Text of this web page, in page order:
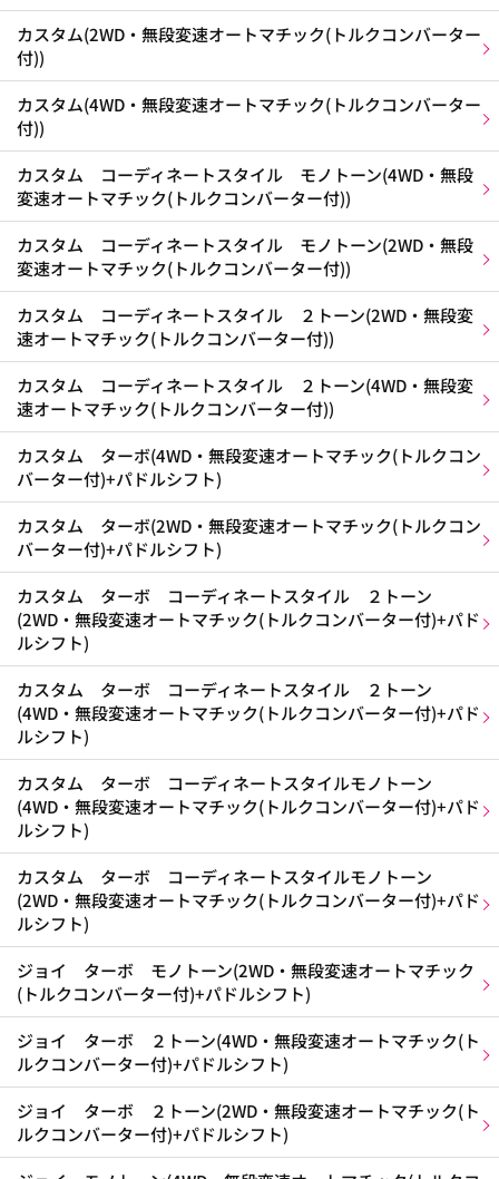
カスタム(2WD・無段変速オートマチック(トルクコンバーター
付))
カスタム(4WD・無段変速オートマチック(トルクコンバーター
付))
カスタム コーディネートスタイル モノトーン(4WD・無段
変速オートマチック(トルクコンバーター付))
カスタム コーディネートスタイル モノトーン(2WD・無段
変速オートマチック(トルクコンバーター付))
カスタム コーディネートスタイル ２トーン(2WD・無段変
速オートマチック(トルクコンバーター付))
カスタム コーディネートスタイル ２トーン(4WD・無段変
速オートマチック(トルクコンバーター付))
カスタム ターボ(4WD・無段変速オートマチック(トルクコン
バーター付)+パドルシフト)
カスタム ターボ(2WD・無段変速オートマチック(トルクコン
バーター付)+パドルシフト)
カスタム ターボ コーディネートスタイル ２トーン
(2WD・無段変速オートマチック(トルクコンバーター付)+パド
ルシフト)
カスタム ターボ コーディネートスタイル ２トーン
(4WD・無段変速オートマチック(トルクコンバーター付)+パド
ルシフト)
カスタム ターボ コーディネートスタイルモノトーン
(4WD・無段変速オートマチック(トルクコンバーター付)+パド
ルシフト)
カスタム ターボ コーディネートスタイルモノトーン
(2WD・無段変速オートマチック(トルクコンバーター付)+パド
ルシフト)
ジョイ ターボ モノトーン(2WD・無段変速オートマチック
(トルクコンバーター付)+パドルシフト)
ジョイ ターボ ２トーン(4WD・無段変速オートマチック(ト
ルクコンバーター付)+パドルシフト)
ジョイ ターボ ２トーン(2WD・無段変速オートマチック(ト
ルクコンバーター付)+パドルシフト)